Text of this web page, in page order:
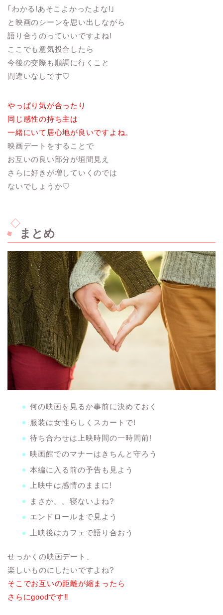
｢わかる!あそこよかったよな!｣
と映画のシーンを思い出しながら
語り合うのっていいですよね!
ここでも意気投合したら
今後の交際も順調に行くこと
間違いなしです♡
やっぱり気が合ったり
同じ感性の持ち主は
一緒にいて居心地が良いですよね。
映画デートをすることで
お互いの良い部分が垣間見え
さらに好きが増していくのでは
ないでしょうか♡
まとめ
何の映画を見るか事前に決めておく
服装は女性らしくスカートで!
待ち合わせは上映時間の一時間前!
映画館でのマナーはきちんと守ろう
本編に入る前の予告も見よう
上映中は感情のままに!
まさか。。寝ないよね?
エンドロールまで見よう
上映後はカフェで語り合おう
せっかくの映画デート、
楽しいものにしたいですよね?
そこでお互いの距離が縮まったら
さらにgoodです‼︎